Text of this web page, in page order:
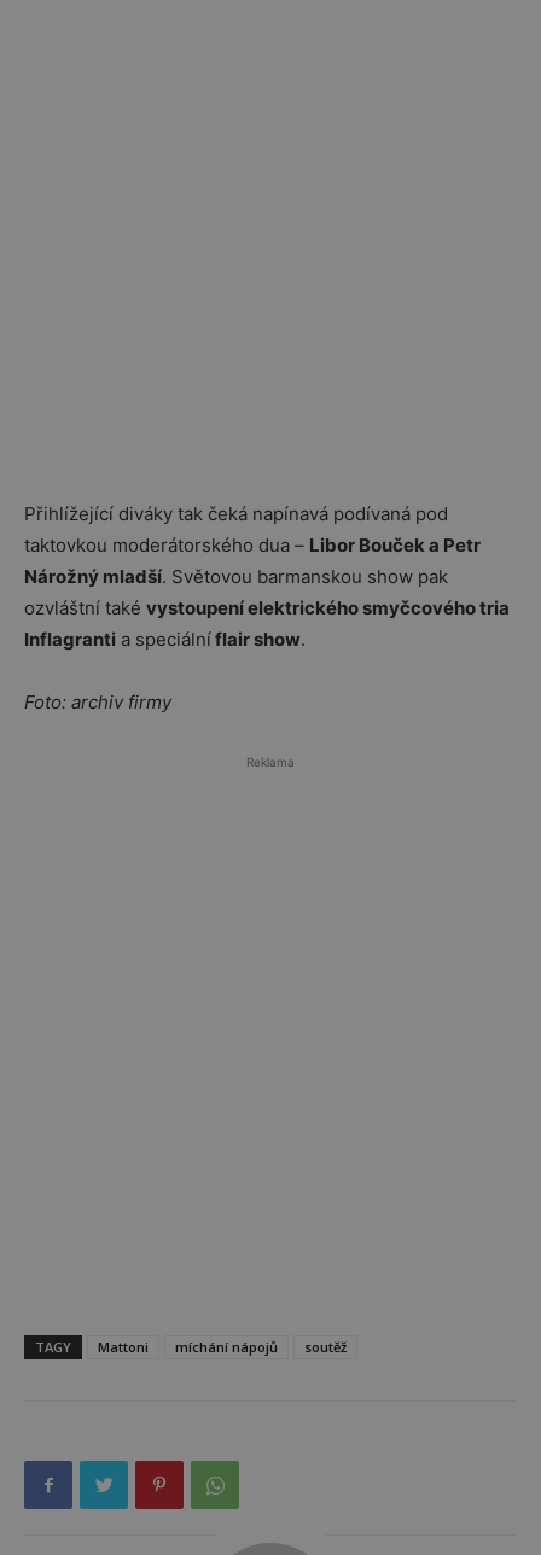
Přihlížející diváky tak čeká napínavá podívaná pod
taktovkou moderátorského dua – Libor Bouček a Petr
Nárožný mladší. Světovou barmanskou show pak
ozvláštní také vystoupení elektrického smyčcového tria
Inflagranti a speciálníflair show.
Foto: archiv firmy
Reklama
TAGY Mattoni míchání nápojů soutěž